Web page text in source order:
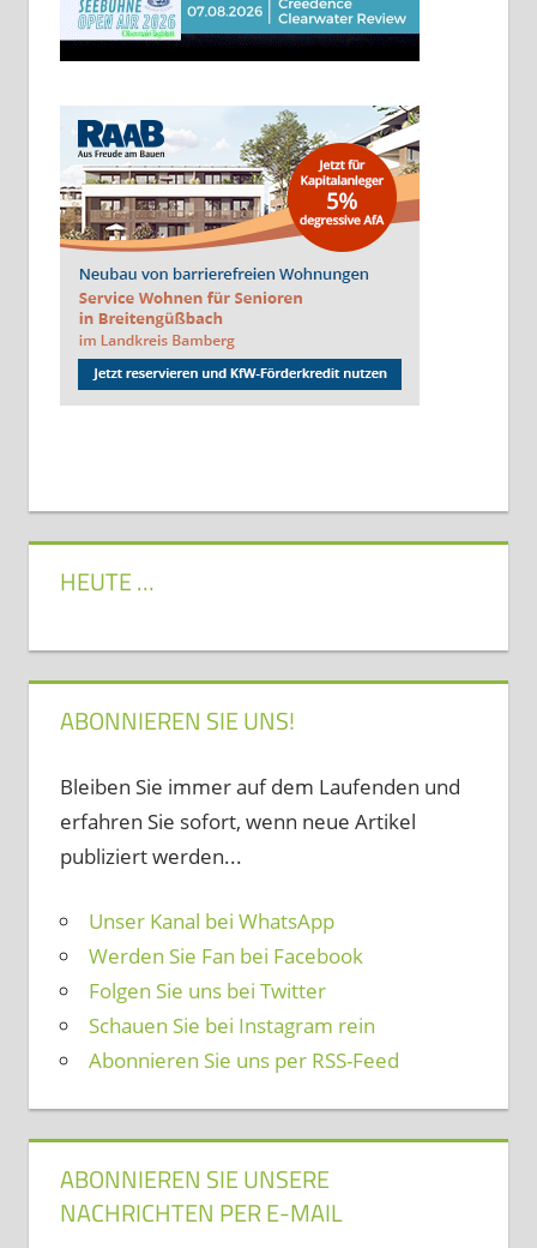
HEUTE …
ABONNIEREN SIE UNS!
Bleiben Sie immer auf dem Laufenden und
erfahren Sie sofort, wenn neue Artikel
publiziert werden...
Unser Kanal bei WhatsApp
Werden Sie Fan bei Facebook
Folgen Sie uns bei Twitter
Schauen Sie bei Instagram rein
Abonnieren Sie uns per RSS-Feed
ABONNIEREN SIE UNSERE
NACHRICHTEN PER E-MAIL